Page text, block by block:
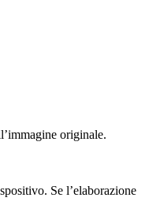
originale.
Se l’elaborazione